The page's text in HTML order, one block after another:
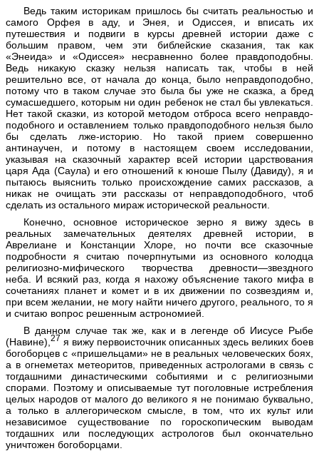
Ведь таким историкам пришлось бы считать реальностью и
самого Орфея в аду, и Энея, и Одиссея, и вписать их
путешествия и подвиги в курсы древней истории даже с
большим правом, чем эти библейские сказания, так как
«Энеида» и «Одиссея» несравненно более правдоподобны.
Ведь никакую сказку нельзя написать так, чтобы в ней
решительно все, от начала до конца, было неправдо­подобно,
потому что в таком случае это была бы уже не сказка, а бред
сумасшедшего, которым ни один ребенок не стал бы увлекаться.
Нет такой сказки, из которой методом отброса всего неправдо­
подоб­ного и оставлением только правдо­подоб­ного нельзя было
бы сделать лже-историю. Но такой прием совершенно
антинаучен, и потому в настоящем своем исследовании,
указывая на сказочный характер всей истории царствования
царя Ада (Саула) и его отношений к юноше Пылу (Давиду), я и
пытаюсь выяснить только происхождение самих рассказов, а
никак не очищать эти рассказы от неправдоподобного, чтоб
сделать из остального мираж исторической реальности.
Конечно, основное историческое зерно я вижу здесь в
реальных замечательных деятелях древней истории, в
Аврелиане и Констанции Хлоре, но почти все сказочные
подробности я считаю почерпнутыми из основного колодца
религиозно-мифического творчества древности—звездного
неба. И всякий раз, когда я нахожу объяснение такого мифа в
сочетаниях планет и комет и в их движении по созвездиям и,
при всем желании, не могу найти ничего другого, реального, то я
и считаю вопрос решен­ным астрономией.
В данном случае так же, как и в легенде об Иисусе Рыбе
(Навине), 27 я вижу первоисточник описанных здесь великих боев
богоборцев с «пришельцами» не в реальных человеческих боях,
а в огнеметах метеоритов, приведенных астрологами в связь с
тогдашними династическими событиями и с религиозными
спорами. Поэтому и описываемые тут поголовные истребления
целых народов от малого до великого я не понимаю буквально,
а только в аллегорическом смысле, в том, что их культ или
независимое существование по гороскопическим выводам
тогдаш­них или последующих астрологов был окончательно
уничтожен богоборцами.